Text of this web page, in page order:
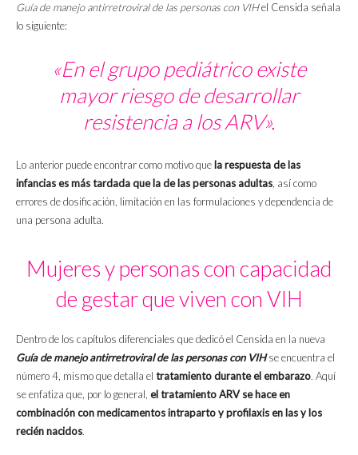
Guía de manejo antirretroviral de las personas con VIHel Censida señala
lo siguiente:
«En el grupo pediátrico existe
mayor riesgo de desarrollar
resistencia a los ARV».
Lo anterior puede encontrar como motivo que la respuesta de las
infancias es más tardada que la de las personas adultas , así como
errores de dosificación, limitación en las formulaciones y dependencia de
una persona adulta.
Mujeres y personas con capacidad
de gestar que viven con VIH
Dentro de los capítulos diferenciales que dedicó el Censida en la nueva
Guía de manejo antirretroviral de las personas con VIHse encuentra el
número 4, mismo que detalla el tratamiento durante el embarazo. Aquí
se enfatiza que, por lo general, el tratamiento ARV se hace en
combinación con medicamentos intraparto y profilaxis en las y los
recién nacidos.